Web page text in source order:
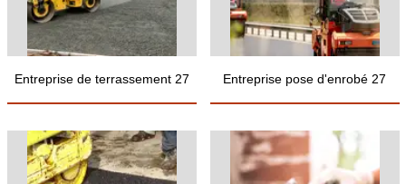
Entreprise de terrassement 27 Entreprise pose d'enrobé 27